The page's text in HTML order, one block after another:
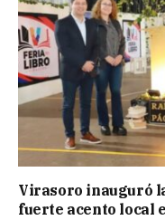
Virasoro inauguró
fuerte acento local